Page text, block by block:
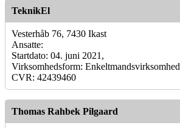
TeknikEl
Vesterhåb 76, 7430 Ikast
Ansatte:
Startdato: 04. juni 2021,
Virksomhedsform: Enkeltmandsvirksomhed
CVR: 42439460
Thomas Rahbek Pilgaard